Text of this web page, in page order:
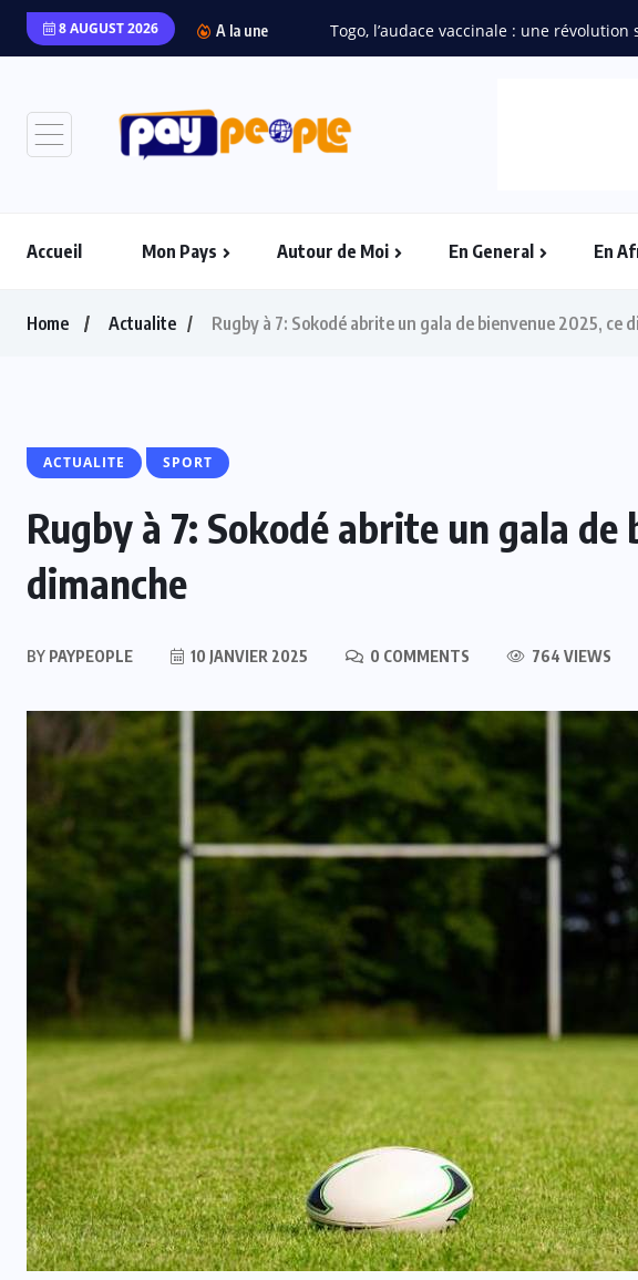
8 AUGUST 2026 A la une
Accueil Mon Pays Autour de Moi En General En
Home Actualite Rugby à 7: Sokodé abrite un gala de bienvenue 2025, ce
ACTUALITE SPORT
Rugby à 7: Sokodé abrite un gala de
dimanche
BY PAYPEOPLE 10 JANVIER 2025 0 COMMENTS 764 VIEWS